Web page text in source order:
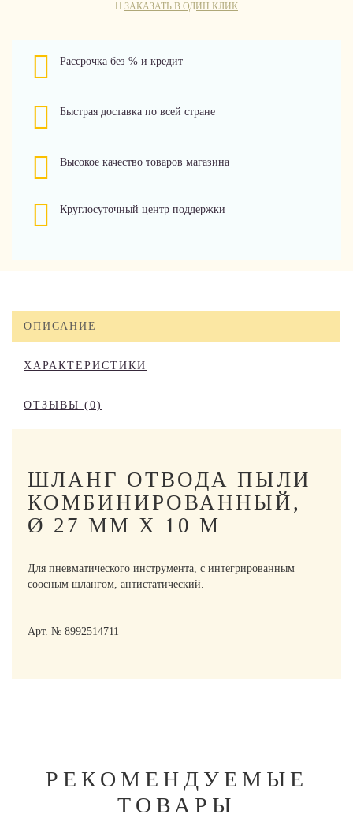
ЗАКАЗАТЬ В ОДИН КЛИК
Рассрочка без % и кредит
Быстрая доставка по всей стране
Высокое качество товаров магазина
Круглосуточный центр поддержки
ОПИСАНИЕ
ХАРАКТЕРИСТИКИ
ОТЗЫВЫ (0)
ШЛАНГ ОТВОДА ПЫЛИ
КОМБИНИРОВАННЫЙ,
Ø 27 ММ X 10 М
Для пневматического инструмента, с интегрированным
соосным шлангом, антистатический.
Арт. № 8992514711
РЕКОМЕНДУЕМЫЕ
ТОВАРЫ